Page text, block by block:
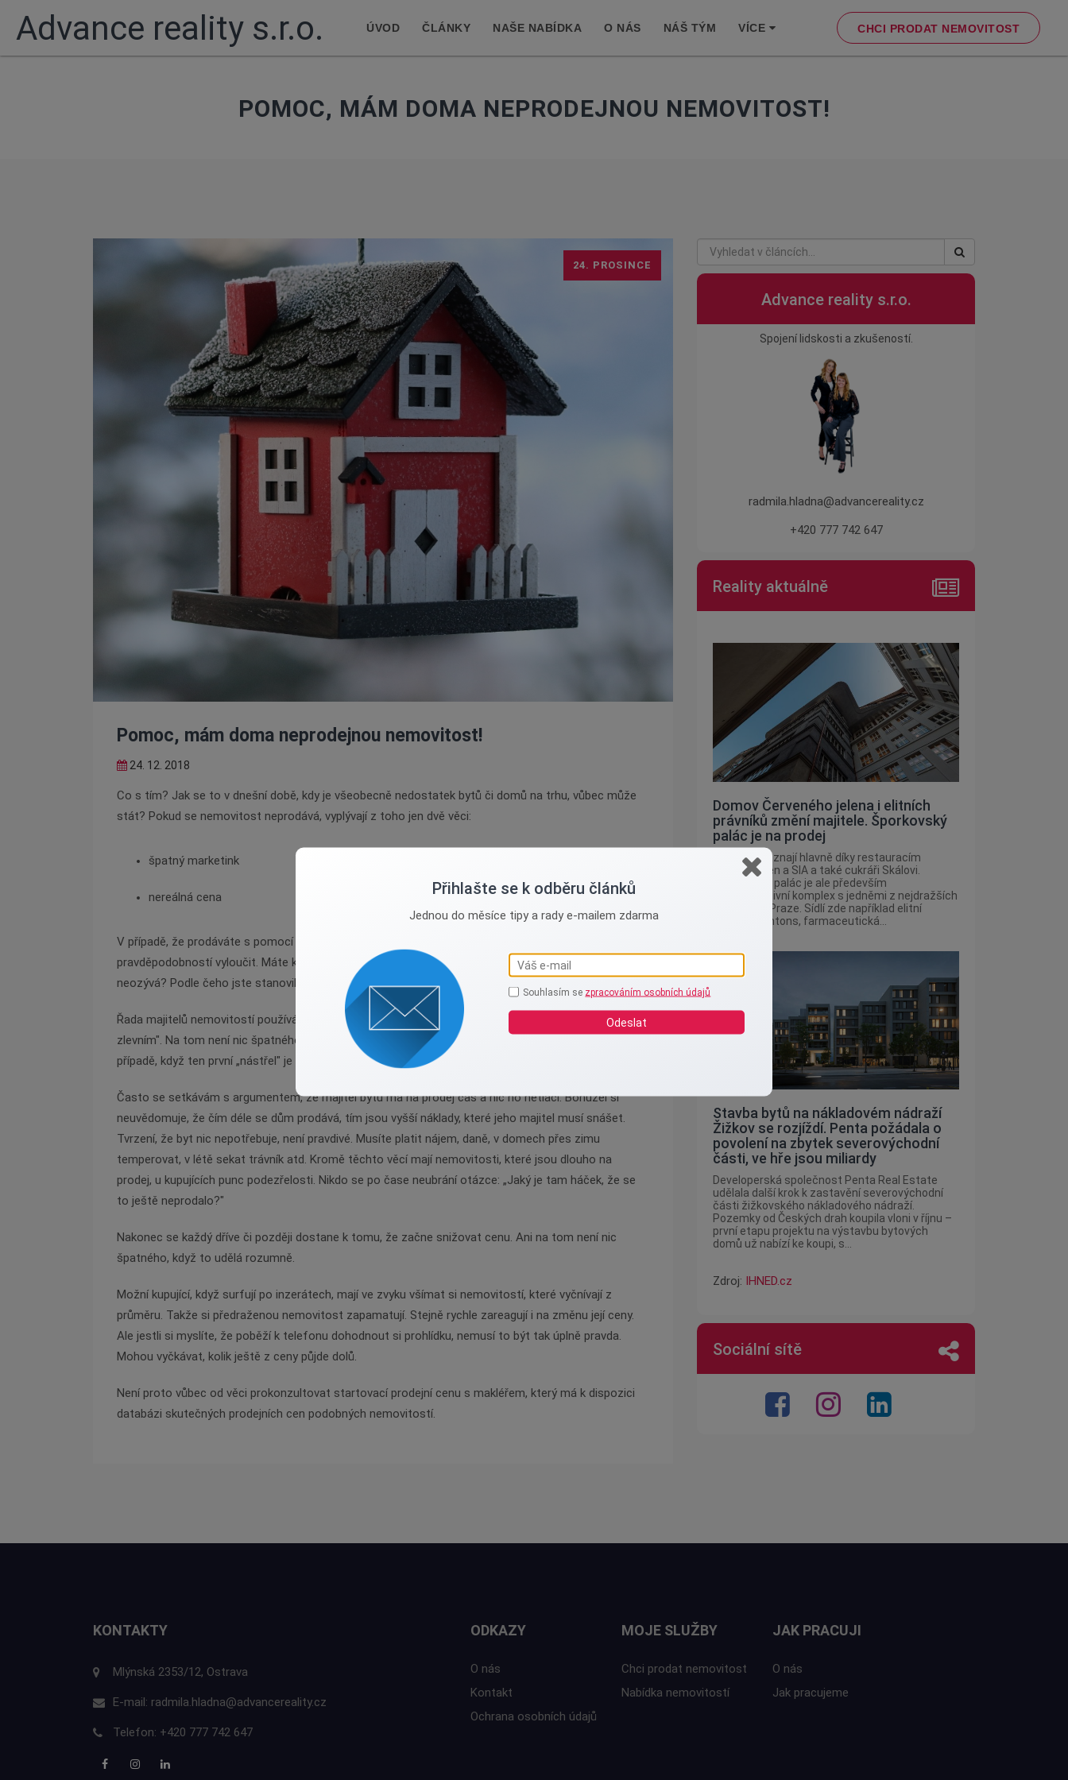
Advance reality s.r.o. ÚVOD ČLÁNKY NAŠE NABÍDKA O NÁS NÁŠ TÝM VÍCE CHCI PRODAT NEMOVITOST
POMOC, MÁM DOMA NEPRODEJNOU NEMOVITOST!
Pomoc, mám doma neprodejnou nemovitost!
24. 12. 2018
24. PROSINCE
Co s tím? Jak se to v dnešní době, kdy je všeobecně nedostatek bytů či domů na trhu, vůbec může
stát? Pokud se nemovitost neprodává, vyplývají z toho jen dvě věci:
špatný marketink
nereálná cena
V případě, že prodáváte s pomocí realitní kanceláře, špatný marketink můžete s vysokou
pravděpodobností vyloučit. Máte kvalitní fotografie, poutavý popis, týdny běží a nikdo se vám na byt
neozývá? Podle čeho jste stanovili jeho prodejní cenu?
Řada majitelů nemovitostí používá stejnou strategii prodeje. A to „Zkusím, a když to nepůjde,
zlevním". Na tom není nic špatného, Češi rádi při koupi vyjednávají o ceně. Problém nastane až v
případě, když ten první „nástřel" je příliš vzdálený realitě.
Často se setkávám s argumentem, že majitel bytu má na prodej čas a nic ho netlačí. Bohužel si
neuvědomuje, že čím déle se dům prodává, tím jsou vyšší náklady, které jeho majitel musí snášet.
Tvrzení, že byt nic nepotřebuje, není pravdivé. Musíte platit nájem, daně, v domech přes zimu
temperovat, v létě sekat trávník atd. Kromě těchto věcí mají nemovitosti, které jsou dlouho na
prodej, u kupujících punc podezřelosti. Nikdo se po čase neubrání otázce: „Jaký je tam háček, že se
to ještě neprodalo?"
Nakonec se každý dříve či později dostane k tomu, že začne snižovat cenu. Ani na tom není nic
špatného, když to udělá rozumně.
Možní kupující, když surfují po inzerátech, mají ve zvyku všímat si nemovitostí, které vyčnívají z
průměru. Takže si předraženou nemovitost zapamatují. Stejně rychle zareagují i na změnu její ceny.
Ale jestli si myslíte, že poběží k telefonu dohodnout si prohlídku, nemusí to být tak úplně pravda.
Mohou vyčkávat, kolik ještě z ceny půjde dolů.
Není proto vůbec od věci prokonzultovat startovací prodejní cenu s makléřem, který má k dispozici
databázi skutečných prodejních cen podobných nemovitostí.
Advance reality s.r.o.
Spojení lidskosti a zkušeností.
radmila.hladna@advancereality.cz
+420 777 742 647
Reality aktuálně
Domov Červeného jelena i elitních
právníků změní majitele. Šporkovský
palác je na prodej
Pražané ho znají hlavně díky restauracím
Červený jelen a SIA a také cukráři Skálovi.
Šporkovský palác je ale především
administrativní komplex s jedněmi z nejdražších
kanceláří v Praze. Sídlí zde například elitní
právníci Dentons, farmaceutická...
Stavba bytů na nákladovém nádraží
Žižkov se rozjíždí. Penta požádala o
povolení na zbytek severovýchodní
části, ve hře jsou miliardy
Developerská společnost Penta Real Estate
udělala další krok k zastavění severovýchodní
části žižkovského nákladového nádraží.
Pozemky od Českých drah koupila vloni v říjnu –
první etapu projektu na výstavbu bytových
domů už nabízí ke koupi, s...
Zdroj: IHNED.cz
Sociální sítě
KONTAKTY
Mlýnská 2353/12, Ostrava
E-mail: radmila.hladna@advancereality.cz
Telefon: +420 777 742 647
ODKAZY
O nás
Kontakt
Ochrana osobních údajů
MOJE SLUŽBY
Chci prodat nemovitost
Nabídka nemovitostí
JAK PRACUJI
O nás
Jak pracujeme
Přihlašte se k odběru článků
Jednou do měsíce tipy a rady e-mailem zdarma
Souhlasím se zpracováním osobních údajů
Odeslat